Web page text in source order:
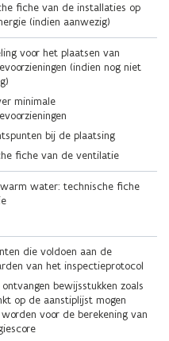
fiche van de installaties op
(indien aanwezig)
voor het plaatsen van
(indien nog niet
minimale
bij de plaatsing
fiche van de ventilatie
water: technische fiche
die voldoen aan de
van het inspectieprotocol
bewijsstukken zoals
op de aanstiplijst mogen
voor de berekening van